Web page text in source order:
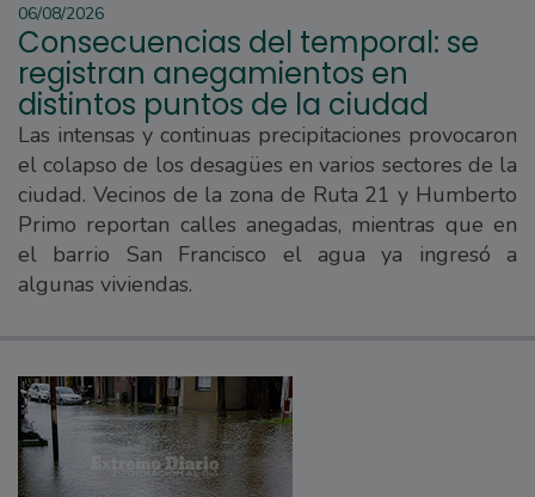
06/08/2026
Consecuencias del temporal: se
registran anegamientos en
distintos puntos de la ciudad
Las intensas y continuas precipitaciones provocaron
el colapso de los desagües en varios sectores de la
ciudad. Vecinos de la zona de Ruta 21 y Humberto
Primo reportan calles anegadas, mientras que en
el barrio San Francisco el agua ya ingresó a
algunas viviendas.